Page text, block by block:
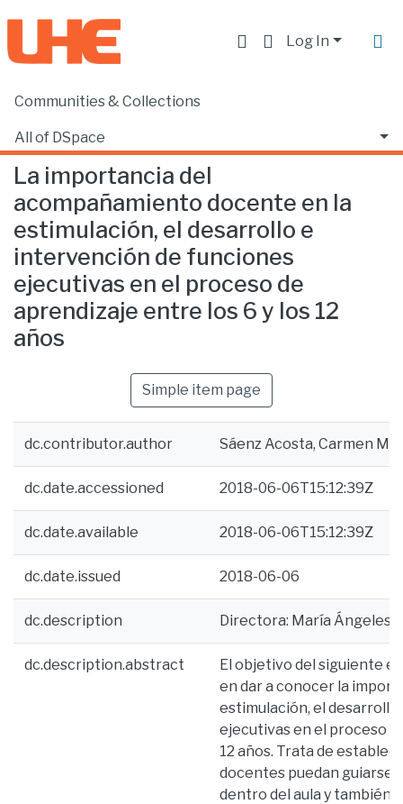
Log In
Communities & Collections
All of DSpace
Statistics
Home Facultad de Educación
La importancia del
acompañamiento docente en la
estimulación, el desarrollo e
intervención de funciones
ejecutivas en el proceso de
aprendizaje entre los 6 y los 12
años
Simple item page
dc.contributor.author Sáenz Acosta, Carmen
dc.date.accessioned 2018-06-06T15:12:39Z
dc.date.available 2018-06-06T15:12:39Z
dc.date.issued 2018-06-06
dc.description Directora: María Ángeles
dc.description.abstract
El objetivo del siguiente
en dar a conocer la
estimulación, el
ejecutivas en el proceso
12 años. Trata de
docentes puedan guiarse
dentro del aula y también